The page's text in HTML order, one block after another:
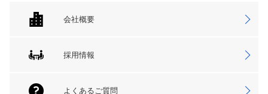
会社概要
採用情報
よくあるご質問